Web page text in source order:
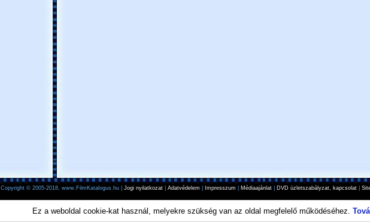
Copyright © 2005-2018, www.FilmKatalogus.hu | Jogi nyilatkozat| Adatvédelem Impresszum Médiaajánlat| DVD üzletszabályzat, kapcsolat|
Ez a weboldal cookie-kat használ, melyekre szükség van az oldal megfelelő működéséhez.